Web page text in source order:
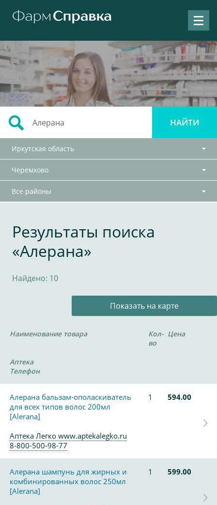
Иркутская область
Черемхово
Все районы
Результаты поиска
«Алерана»
Найдено: 10
Показать на карте
Наименование товара
Кол-
во
Цена
Аптека
Телефон
Алерана бальзам-ополаскиватель
для всех типов волос 200мл
[Alerana]
1 594.00
Аптека Легко www.aptekalegko.ru
8-800-500-98-77
Алерана шампунь для жирных и
комбинированных волос 250мл
[Alerana]
1 599.00